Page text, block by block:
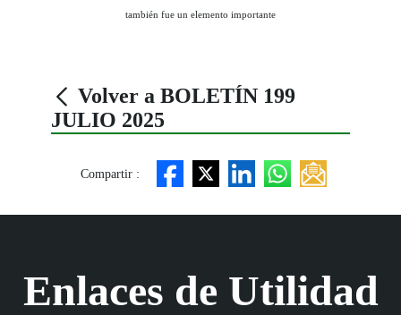
también fue un elemento importante
Volver a BOLETÍN 199
JULIO 2025
Compartir :
Enlaces de Utilidad